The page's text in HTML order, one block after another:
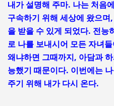
내가 설명해 주마. 나는 처음
구속하기 위해 세상에 왔으
을 받을 수 있게 되었다. 전능
로 나를 보내시어 모든 자녀
왜냐하면 그때까지, 아담과
능했기 때문이다. 이번에는
주기 위해 내가 다시 온다.